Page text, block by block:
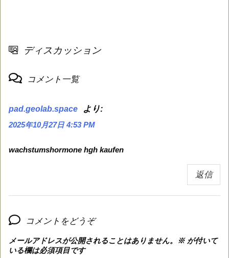
ディスカッション
コメント一覧
pad.geolab.space より:
2025年10月27日 4:53 PM
wachstumshormone hgh kaufen
返信
コメントをどうぞ
メールアドレスが公開されることはありません。 ※が付いて
いる欄は必須項目です